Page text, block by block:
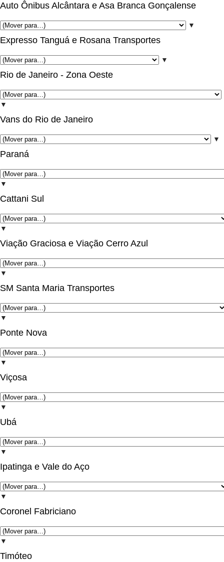
Auto Ônibus Alcântara e Asa Branca Gonçalense
▼
Expresso Tanguá e Rosana Transportes
▼
Rio de Janeiro - Zona Oeste
▼
Vans do Rio de Janeiro
▼
Paraná
▼
Cattani Sul
▼
Viação Graciosa e Viação Cerro Azul
▼
SM Santa Maria Transportes
▼
Ponte Nova
▼
Viçosa
▼
Ubá
▼
Ipatinga e Vale do Aço
▼
Coronel Fabriciano
▼
Timóteo